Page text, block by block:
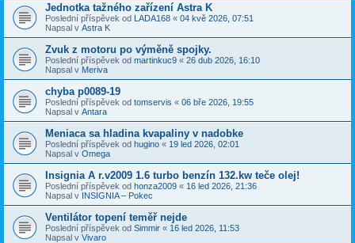
Jednotka tažného zařízení Astra K
Poslední příspěvek od LADA168 « 04 kvě 2026, 07:51
Napsal v Astra K
Zvuk z motoru po výměně spojky.
Poslední příspěvek od martinkuc9 « 26 dub 2026, 16:10
Napsal v Meriva
chyba p0089-19
Poslední příspěvek od tomservis « 06 bře 2026, 19:55
Napsal v Antara
Meniaca sa hladina kvapaliny v nadobke
Poslední příspěvek od hugino « 19 led 2026, 02:01
Napsal v Omega
Insignia A r.v2009 1.6 turbo benzín 132.kw teče olej!
Poslední příspěvek od honza2009 « 16 led 2026, 21:36
Napsal v INSIGNIA – Pokec
Ventilátor topení teměř nejde
Poslední příspěvek od Simmir « 16 led 2026, 11:53
Napsal v Vivaro